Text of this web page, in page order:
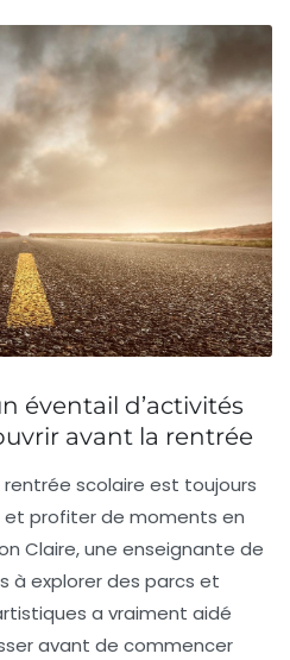
éventail d’activités
avant la rentrée
scolaire est toujours
et profiter de moments en
Claire, une enseignante de
à explorer des parcs et
a vraiment aidé
avant de commencer